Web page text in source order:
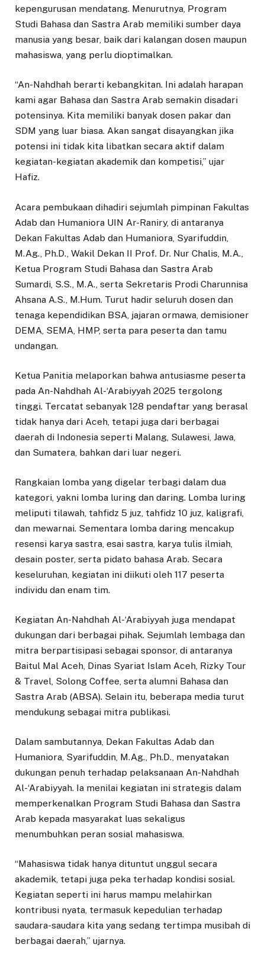
kepengurusan mendatang. Menurutnya, Program
Studi Bahasa dan Sastra Arab memiliki sumber daya
manusia yang besar, baik dari kalangan dosen maupun
mahasiswa, yang perlu dioptimalkan.
“An-Nahdhah berarti kebangkitan. Ini adalah harapan
kami agar Bahasa dan Sastra Arab semakin disadari
potensinya. Kita memiliki banyak dosen pakar dan
SDM yang luar biasa. Akan sangat disayangkan jika
potensi ini tidak kita libatkan secara aktif dalam
kegiatan-kegiatan akademik dan kompetisi,” ujar
Hafiz.
Acara pembukaan dihadiri sejumlah pimpinan Fakultas
Adab dan Humaniora UIN Ar-Raniry, di antaranya
Dekan Fakultas Adab dan Humaniora, Syarifuddin,
M.Ag., Ph.D., Wakil Dekan II Prof. Dr. Nur Chalis, M.A.,
Ketua Program Studi Bahasa dan Sastra Arab
Sumardi, S.S., M.A., serta Sekretaris Prodi Charunnisa
Ahsana A.S., M.Hum. Turut hadir seluruh dosen dan
tenaga kependidikan BSA, jajaran ormawa, demisioner
DEMA, SEMA, HMP, serta para peserta dan tamu
undangan.
Ketua Panitia melaporkan bahwa antusiasme peserta
pada An-Nahdhah Al-‘Arabiyyah 2025 tergolong
tinggi. Tercatat sebanyak 128 pendaftar yang berasal
tidak hanya dari Aceh, tetapi juga dari berbagai
daerah di Indonesia seperti Malang, Sulawesi, Jawa,
dan Sumatera, bahkan dari luar negeri.
Rangkaian lomba yang digelar terbagi dalam dua
kategori, yakni lomba luring dan daring. Lomba luring
meliputi tilawah, tahfidz 5 juz, tahfidz 10 juz, kaligrafi,
dan mewarnai. Sementara lomba daring mencakup
resensi karya sastra, esai sastra, karya tulis ilmiah,
desain poster, serta pidato bahasa Arab. Secara
keseluruhan, kegiatan ini diikuti oleh 117 peserta
individu dan enam tim.
Kegiatan An-Nahdhah Al-‘Arabiyyah juga mendapat
dukungan dari berbagai pihak. Sejumlah lembaga dan
mitra berpartisipasi sebagai sponsor, di antaranya
Baitul Mal Aceh, Dinas Syariat Islam Aceh, Rizky Tour
& Travel, Solong Coffee, serta alumni Bahasa dan
Sastra Arab (ABSA). Selain itu, beberapa media turut
mendukung sebagai mitra publikasi.
Dalam sambutannya, Dekan Fakultas Adab dan
Humaniora, Syarifuddin, M.Ag., Ph.D., menyatakan
dukungan penuh terhadap pelaksanaan An-Nahdhah
Al-‘Arabiyyah. Ia menilai kegiatan ini strategis dalam
memperkenalkan Program Studi Bahasa dan Sastra
Arab kepada masyarakat luas sekaligus
menumbuhkan peran sosial mahasiswa.
“Mahasiswa tidak hanya dituntut unggul secara
akademik, tetapi juga peka terhadap kondisi sosial.
Kegiatan seperti ini harus mampu melahirkan
kontribusi nyata, termasuk kepedulian terhadap
saudara-saudara kita yang sedang tertimpa musibah di
berbagai daerah,” ujarnya.